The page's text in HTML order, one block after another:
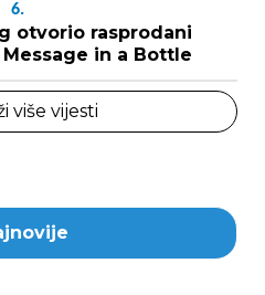
6.
otvorio rasprodani
in a Bottle
više vijesti